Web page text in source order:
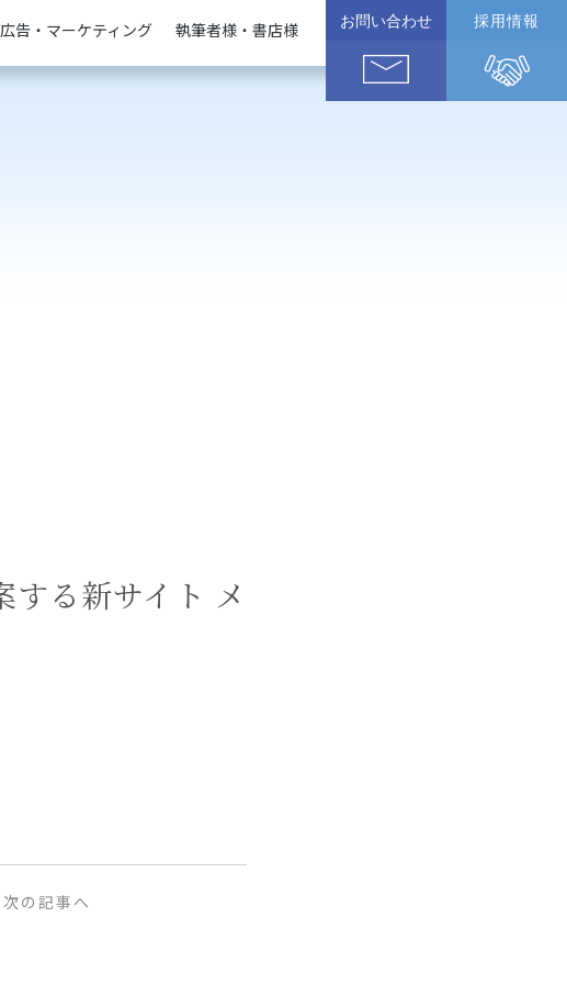
広告・マーケティング 執筆者様・書店様 お問い合わせ 採用情報
る新サイト メ
次の記事へ